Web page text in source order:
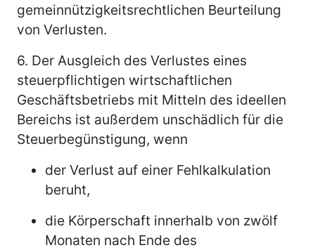
gemeinnützigkeitsrechtlichen Beurteilung
von Verlusten.
6. Der Ausgleich des Verlustes eines
steuerpflichtigen wirtschaftlichen
Geschäftsbetriebs mit Mitteln des ideellen
Bereichs ist außerdem unschädlich für die
Steuerbegünstigung, wenn
der Verlust auf einer Fehlkalkulation
beruht,
die Körperschaft innerhalb von zwölf
Monaten nach Ende des